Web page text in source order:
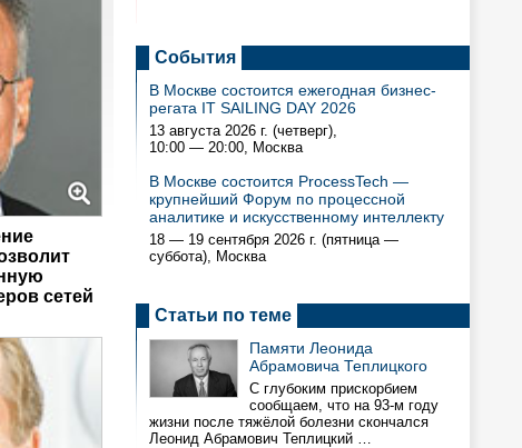
сетей
События
В Москве состоится ежегодная бизнес-
регата IT SAILING DAY 2026
13 августа 2026 г. (четверг),
10:00 — 20:00, Москва
В Москве состоится ProcessTech —
крупнейший Форум по процессной
аналитике и искусственному интеллекту
18 — 19 сентября 2026 г. (пятница —
суббота), Москва
Статьи по теме
Памяти Леонида
Абрамовича Теплицкого
С глубоким прискорбием
сообщаем, что на 93-м году
жизни после тяжёлой болезни скончался
Леонид Абрамович Теплицкий …